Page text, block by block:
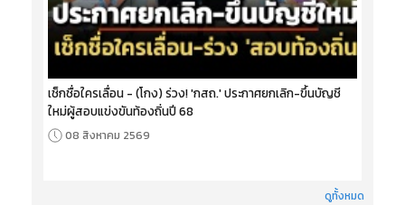
เช็กชื่อใครเลื่อน - (โกง) ร่วง! 'กสถ.' ประกาศยกเลิก-ขึ้นบัญชี
ใหม่ผู้สอบแข่งขันท้องถิ่นปี 68
08 สิงหาคม 2569
ดูทั้งหมด